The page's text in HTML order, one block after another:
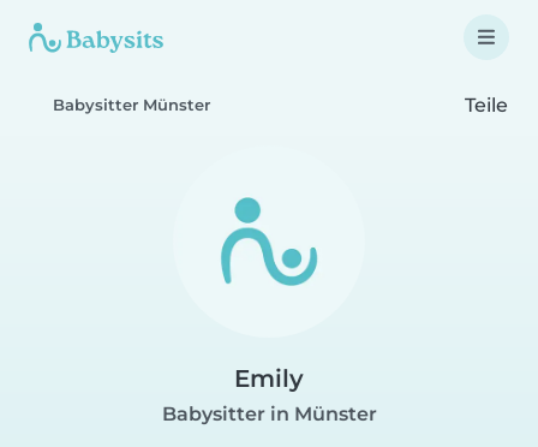
Babysitter Münster Teile
Emily
Babysitter in Münster